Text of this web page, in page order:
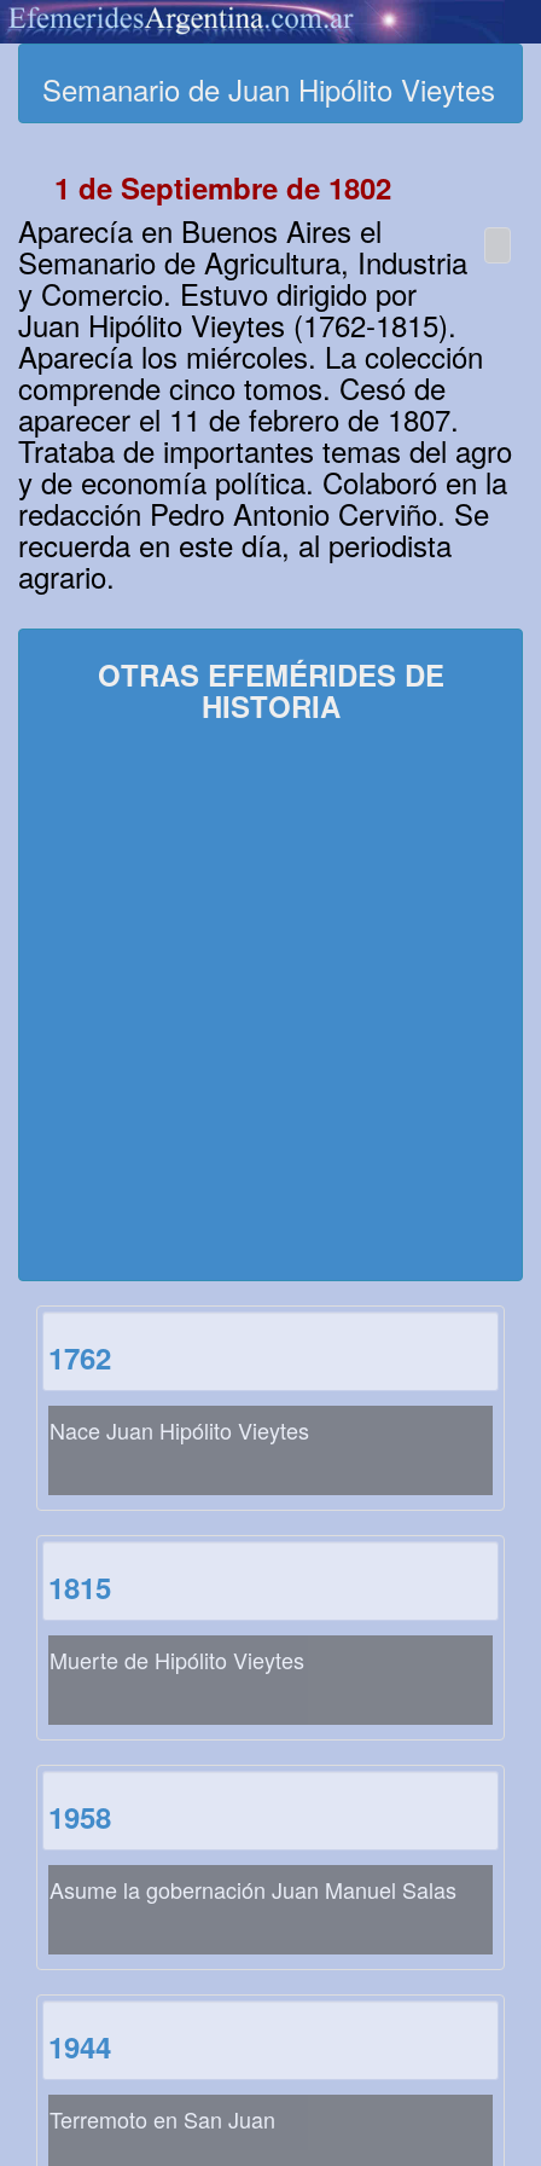
Semanario de Juan Hipólito Vieytes
1 de Septiembre de 1802
Aparecía en Buenos Aires el
Semanario de Agricultura, Industria
y Comercio. Estuvo dirigido por
Juan Hipólito Vieytes (1762-1815).
Aparecía los miércoles. La colección
comprende cinco tomos. Cesó de
aparecer el 11 de febrero de 1807.
Trataba de importantes temas del agro
y de economía política. Colaboró en la
redacción Pedro Antonio Cerviño. Se
recuerda en este día, al periodista
agrario.
OTRAS EFEMÉRIDES DE
HISTORIA
1762
Nace Juan Hipólito Vieytes
1815
Muerte de Hipólito Vieytes
1958
Asume la gobernación Juan Manuel Salas
1944
Terremoto en San Juan